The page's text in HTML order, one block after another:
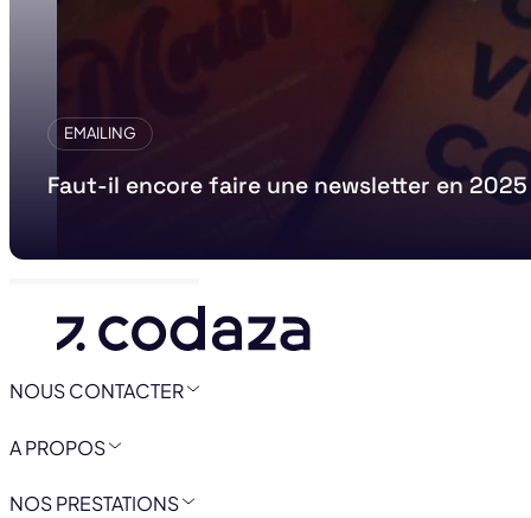
EMAILING
Faut-il encore faire une newsletter en 2025
NOUS CONTACTER
A PROPOS
NOS PRESTATIONS